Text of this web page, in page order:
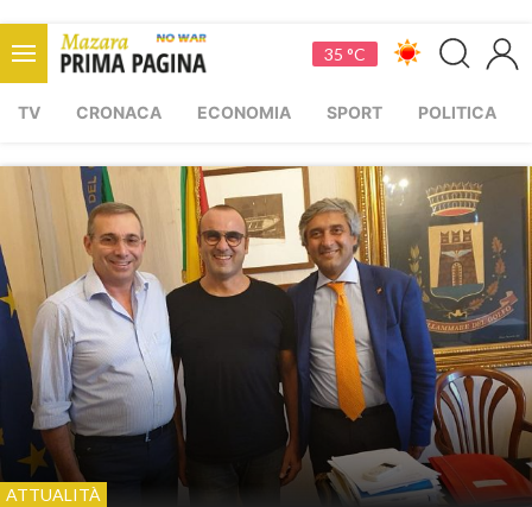
35 °C
TV CRONACA ECONOMIA SPORT POLITICA
ATTUALITÀ